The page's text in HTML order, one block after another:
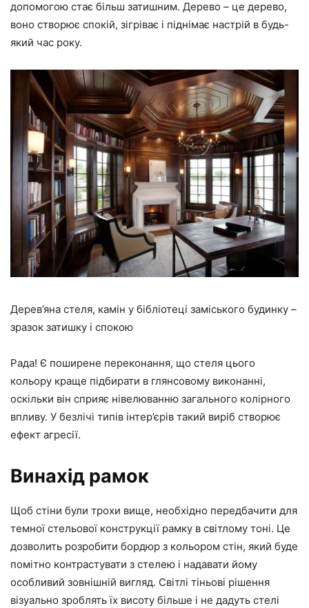
допомогою стає більш затишним. Дерево – це дерево,
воно створює спокій, зігріває і піднімає настрій в будь-
який час року.
Дерев’яна стеля, камін у бібліотеці заміського будинку –
зразок затишку і спокою
Рада! Є поширене переконання, що стеля цього
кольору краще підбирати в глянсовому виконанні,
оскільки він сприяє нівелюванню загального колірного
впливу. У безлічі типів інтер’єрів такий виріб створює
ефект агресії.
Винахід рамок
Щоб стіни були трохи вище, необхідно передбачити для
темної стельової конструкції рамку в світлому тоні. Це
дозволить розробити бордюр з кольором стін, який буде
помітно контрастувати з стелею і надавати йому
особливий зовнішній вигляд. Світлі тіньові рішення
візуально зроблять їх висоту більше і не дадуть стелі